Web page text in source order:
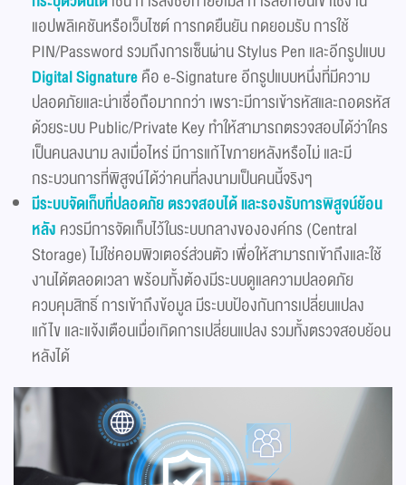
แอปพลิเคชันหรือเว็บไซต์ การกดยืนยัน กดยอมรับ การใช้
PIN/Password รวมถึงการเซ็นผ่าน Stylus Pen และอีกรูปแบบ
Digital Signatureคือ e-Signature อีกรูปแบบหนึ่งที่มีความ
ปลอดภัยและน่าเชื่อถือมากกว่า เพราะมีการเข้ารหัสและถอดรหัส
ด้วยระบบ Public/Private Key ทำให้สามารถตรวจสอบได้ว่าใคร
เป็นคนลงนาม ลงเมื่อไหร่ มีการแก้ไขภายหลังหรือไม่ และมี
กระบวนการที่พิสูจน์ได้ว่าคนที่ลงนามเป็นคนนี้จริงๆ
มีระบบจัดเก็บที่ปลอดภัย ตรวจสอบได้ และรองรับการพิสูจน์ย้อน
หลัง ควรมีการจัดเก็บไว้ในระบบกลางขององค์กร (Central
Storage) ไม่ใช่คอมพิวเตอร์ส่วนตัว เพื่อให้สามารถเข้าถึงและใช้
งานได้ตลอดเวลา พร้อมทั้งต้องมีระบบดูแลความปลอดภัย
ควบคุมสิทธิ์ การเข้าถึงข้อมูล มีระบบป้องกันการเปลี่ยนแปลง
แก้ไข และแจ้งเตือนเมื่อเกิดการเปลี่ยนแปลง รวมทั้งตรวจสอบย้อน
หลังได้